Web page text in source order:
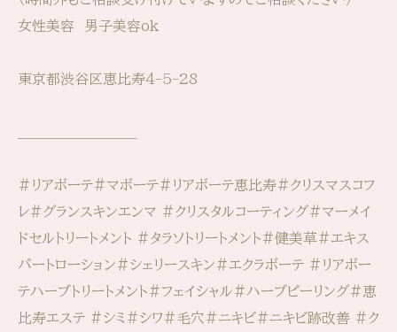
女性美容 男子美容ok
東京都渋谷区恵比寿4-5-28
#リアボーテ#マボーテ#リアボーテ恵比寿#クリスマスコフ
レ#グランスキンエンマ #クリスタルコーティング#マーメイ
ドセルトリートメント #タラソトリートメント#健美草#エキス
パートローション#シェリースキン#エクラボーテ #リアボー
テハーブトリートメント#フェイシャル#ハーブピーリング#恵
比寿エステ #シミ#シワ#毛穴#ニキビ#ニキビ跡改善 #ク